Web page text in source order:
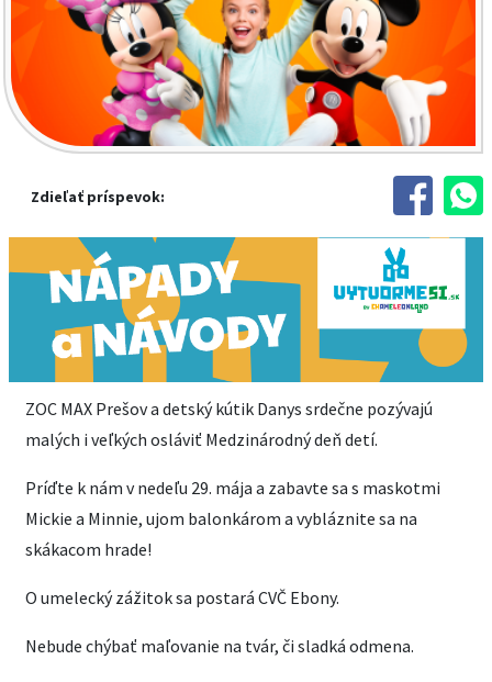
Zdieľať príspevok:
ZOC MAX Prešov a detský kútik Danys srdečne pozývajú
malých i veľkých osláviť Medzinárodný deň detí.
Príďte k nám v nedeľu 29. mája a zabavte sa s maskotmi
Mickie a Minnie, ujom balonkárom a vybláznite sa na
skákacom hrade!
O umelecký zážitok sa postará CVČ Ebony.
Nebude chýbať maľovanie na tvár, či sladká odmena.